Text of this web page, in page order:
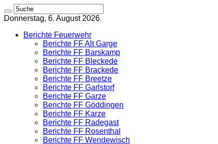
Donnerstag, 6. August 2026
Berichte Feuerwehr
Berichte FF Alt Garge
Berichte FF Barskamp
Berichte FF Bleckede
Berichte FF Brackede
Berichte FF Breetze
Berichte FF Garlstorf
Berichte FF Garze
Berichte FF Göddingen
Berichte FF Karze
Berichte FF Radegast
Berichte FF Rosenthal
Berichte FF Wendewisch